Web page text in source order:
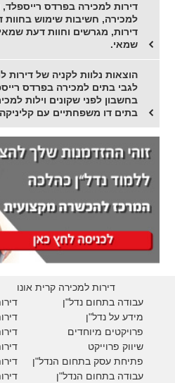
דירות למכירה בפרדס רייספלד,
למכירה, חשיבות שימוש
דירות, מגרשים וחוות דעת
שמאי.
הוצאות נלוות לקניה של דירות
לגבי בתים למכירה בפרדס
בחשבון לפני שקונים וילות
בתים דו משפחתיים עם
דירות למכירה קרית אונו
עבודה בתחום נדל"ן
מידע על נדל"ן
פרויקטים מיוחדים
שיווק פרוייקט
פתיחת עסק בתחום הנדל"ן
עבודה בתחום הנדל"ן